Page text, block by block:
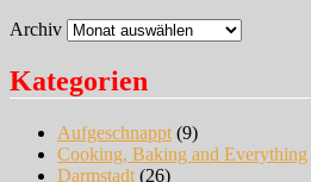
Archiv
Kategorien
Aufgeschnappt (9)
Cooking, Baking and Everything
Darmstadt (26)